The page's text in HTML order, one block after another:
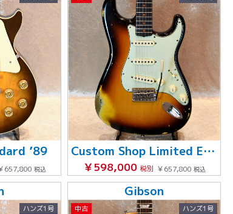
’89
657,800 税込
Custom Shop Limited Edition 1963 Stratocaster Heavy Relic
￥598,000 税別 ￥657,800 税込
ハンズ1号
Gibson
中古 ハンズ1号